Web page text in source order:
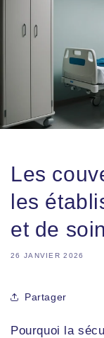
Les
les
et de
26 JANVIER 2026
Partager
Pourquoi la